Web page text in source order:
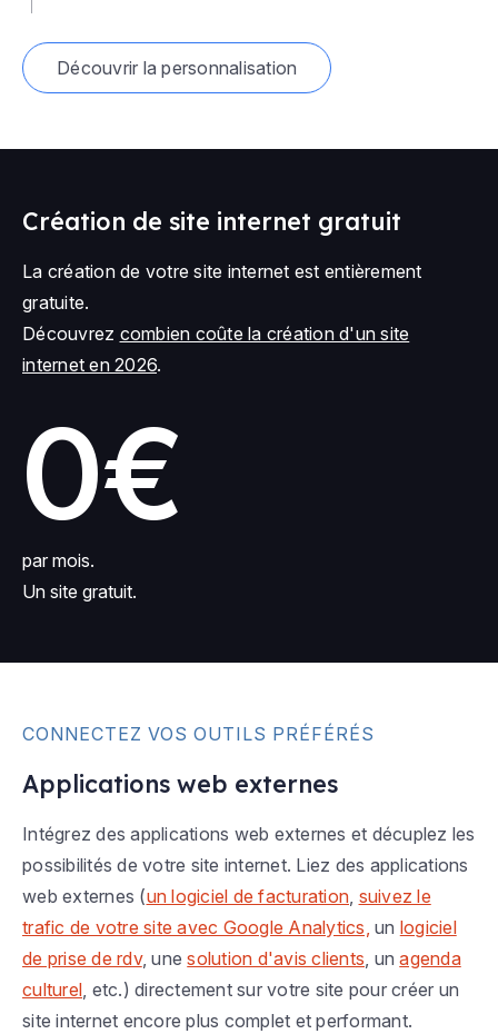
Découvrir la personnalisation
Création de site internet gratuit
La création de votre site internet est entièrement
gratuite.
Découvrez combien coûte la création d'un site
internet en 2026.
0€
par mois.
Un site gratuit.
CONNECTEZ VOS OUTILS PRÉFÉRÉS
Applications web externes
Intégrez des applications web externes et décuplez les
possibilités de votre site internet. Liez des applications
web externes (un logiciel de facturation, suivez le
trafic de votre site avec Google Analytics, un logiciel
de prise de rdv, unesolution d'avis clients, unagenda
culturel, etc.) directement sur votre site pour créer un
site internet encore plus complet et performant.